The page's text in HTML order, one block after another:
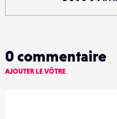
0 commentaire
AJOUTER LE VÔTRE